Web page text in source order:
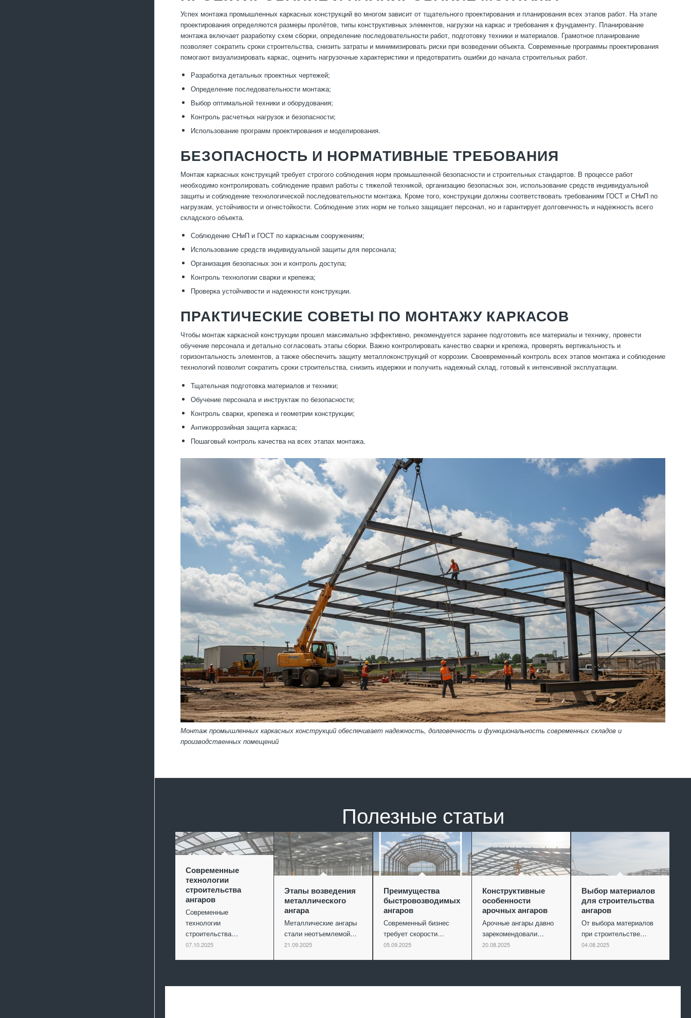
Успех монтажа промышленных каркасных конструкций во многом зависит от тщательного проектирования и планирования всех этапов работ. На этапе
проектирования определяются размеры пролётов, типы конструктивных элементов, нагрузки на каркас и требования к фундаменту. Планирование
монтажа включает разработку схем сборки, определение последовательности работ, подготовку техники и материалов. Грамотное планирование
позволяет сократить сроки строительства, снизить затраты и минимизировать риски при возведении объекта. Современные программы проектирования
помогают визуализировать каркас, оценить нагрузочные характеристики и предотвратить ошибки до начала строительных работ.
Разработка детальных проектных чертежей;
Определение последовательности монтажа;
Выбор оптимальной техники и оборудования;
Контроль расчетных нагрузок и безопасности;
Использование программ проектирования и моделирования.
БЕЗОПАСНОСТЬ И НОРМАТИВНЫЕ ТРЕБОВАНИЯ
Монтаж каркасных конструкций требует строгого соблюдения норм промышленной безопасности и строительных стандартов. В процессе работ
необходимо контролировать соблюдение правил работы с тяжелой техникой, организацию безопасных зон, использование средств индивидуальной
защиты и соблюдение технологической последовательности монтажа. Кроме того, конструкции должны соответствовать требованиям ГОСТ и СНиП по
нагрузкам, устойчивости и огнестойкости. Соблюдение этих норм не только защищает персонал, но и гарантирует долговечность и надежность всего
складского объекта.
Соблюдение СНиП и ГОСТ по каркасным сооружениям;
Использование средств индивидуальной защиты для персонала;
Организация безопасных зон и контроль доступа;
Контроль технологии сварки и крепежа;
Проверка устойчивости и надежности конструкции.
ПРАКТИЧЕСКИЕ СОВЕТЫ ПО МОНТАЖУ КАРКАСОВ
Чтобы монтаж каркасной конструкции прошел максимально эффективно, рекомендуется заранее подготовить все материалы и технику, провести
обучение персонала и детально согласовать этапы сборки. Важно контролировать качество сварки и крепежа, проверять вертикальность и
горизонтальность элементов, а также обеспечить защиту металлоконструкций от коррозии. Своевременный контроль всех этапов монтажа и соблюдение
технологий позволит сократить сроки строительства, снизить издержки и получить надежный склад, готовый к интенсивной эксплуатации.
Тщательная подготовка материалов и техники;
Обучение персонала и инструктаж по безопасности;
Контроль сварки, крепежа и геометрии конструкции;
Антикоррозийная защита каркаса;
Пошаговый контроль качества на всех этапах монтажа.
Монтаж промышленных каркасных конструкций обеспечивает надежность, долговечность и функциональность современных складов и
производственных помещений
Полезные статьи
Современные
технологии
строительства
ангаров
Современные
технологии
строительства…
07.10.2025
Этапы возведения
металлического
ангара
Металлические ангары
стали неотъемлемой…
21.09.2025
Преимущества
быстровозводимых
ангаров
Современный бизнес
требует скорости…
05.09.2025
Конструктивные
особенности
арочных ангаров
Арочные ангары давно
зарекомендовали…
20.08.2025
Выбор материалов
для строительства
ангаров
От выбора материалов
при строительстве…
04.08.2025